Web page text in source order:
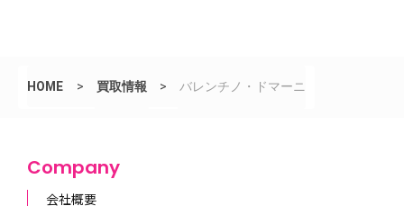
HOME > 買取情報 > バレンチノ・ドマーニ
Company
会社概要